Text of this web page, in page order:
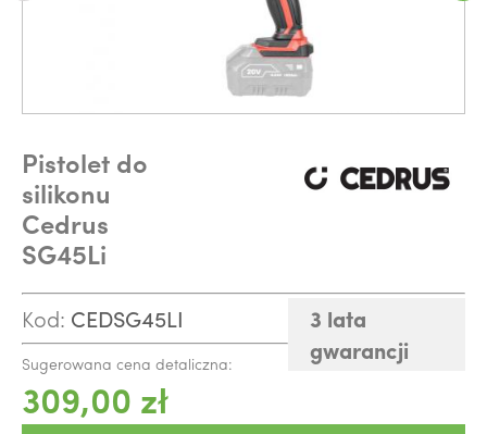
Pistolet do
silikonu
Cedrus
SG45Li
Kod: CEDSG45LI
3 lata
gwarancji
Sugerowana cena detaliczna:
309,00 zł